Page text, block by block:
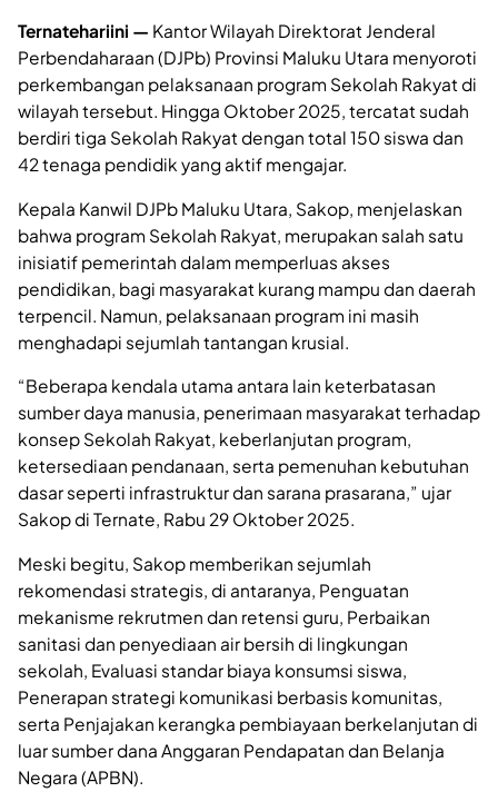
Ternatehariini — Kantor Wilayah Direktorat Jenderal
Perbendaharaan (DJPb) Provinsi Maluku Utara menyoroti
perkembangan pelaksanaan program Sekolah Rakyat di
wilayah tersebut. Hingga Oktober 2025, tercatat sudah
berdiri tiga Sekolah Rakyat dengan total 150 siswa dan
42 tenaga pendidik yang aktif mengajar.
Kepala Kanwil DJPb Maluku Utara, Sakop, menjelaskan
bahwa program Sekolah Rakyat, merupakan salah satu
inisiatif pemerintah dalam memperluas akses
pendidikan, bagi masyarakat kurang mampu dan daerah
terpencil. Namun, pelaksanaan program ini masih
menghadapi sejumlah tantangan krusial.
“Beberapa kendala utama antara lain keterbatasan
sumber daya manusia, penerimaan masyarakat terhadap
konsep Sekolah Rakyat, keberlanjutan program,
ketersediaan pendanaan, serta pemenuhan kebutuhan
dasar seperti infrastruktur dan sarana prasarana,” ujar
Sakop di Ternate, Rabu 29 Oktober 2025.
Meski begitu, Sakop memberikan sejumlah
rekomendasi strategis, di antaranya, Penguatan
mekanisme rekrutmen dan retensi guru, Perbaikan
sanitasi dan penyediaan air bersih di lingkungan
sekolah, Evaluasi standar biaya konsumsi siswa,
Penerapan strategi komunikasi berbasis komunitas,
serta Penjajakan kerangka pembiayaan berkelanjutan di
luar sumber dana Anggaran Pendapatan dan Belanja
Negara (APBN).